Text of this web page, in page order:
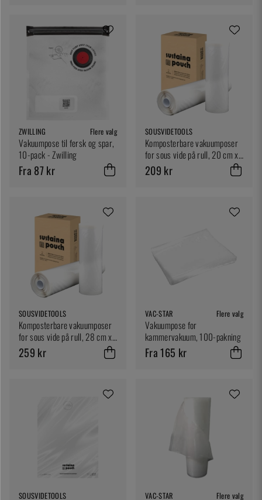
ZWILLING Flere valg
Vakuumpose til fersk og spar,
10-pack - Zwilling
Fra 87 kr
SOUSVIDETOOLS
Komposterbare vakuumposer
for sous vide på rull, 20 cm x
5 m - SousVideTools
209 kr
SOUSVIDETOOLS
Komposterbare vakuumposer
for sous vide på rull, 28 cm x
5 m - SousVideTools
259 kr
VAC-STAR Flere valg
Vakuumpose for
kammervakuum, 100-pakning
Fra 165 kr
SOUSVIDETOOLS VAC-STAR Flere valg